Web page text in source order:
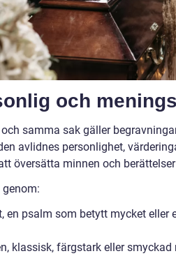
och
samma sak gäller
avlidnes personlighet,
översätta minnen och
en psalm som betytt mycket eller
klassisk, färgstark eller smyckad